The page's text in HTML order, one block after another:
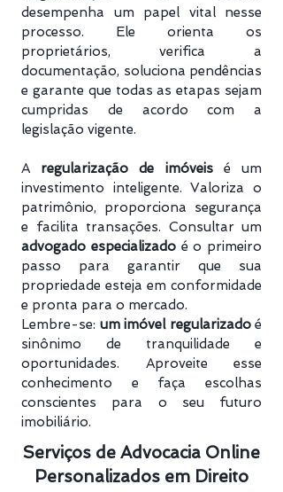
desempenha um papel vital nesse
processo. Ele orienta os
proprietários, verifica a
documentação, soluciona pendências
e garante que todas as etapas sejam
cumpridas de acordo com a
legislação vigente.
A regularização de imóveisé um
investimento inteligente. Valoriza o
patrimônio, proporciona segurança
e facilita transações. Consultar um
advogado especializadoé o primeiro
passo para garantir que sua
propriedade esteja em conformidade
e pronta para o mercado.
Lembre-se: um imóvel regularizadoé
sinônimo de tranquilidade e
oportunidades. Aproveite esse
conhecimento e faça escolhas
conscientes para o seu futuro
imobiliário.
Serviços de Advocacia Online
Personalizados em Direito